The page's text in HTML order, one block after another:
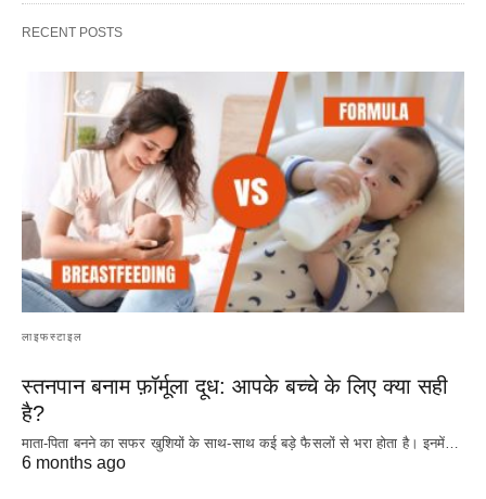
RECENT POSTS
लाइफस्टाइल
स्तनपान बनाम फ़ॉर्मूला दूध: आपके बच्चे के लिए क्या सही
है?
माता-पिता बनने का सफर खुशियों के साथ-साथ कई बड़े फैसलों से भरा होता है। इनमें…
6 months ago